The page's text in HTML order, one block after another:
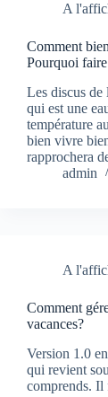
A
Comment
Pourquoi
Les discus de
qui est une
température
bien vivre
rapprochera
admin
A
Comment
vacances?
Version 1.0
qui revient
comprends. Il